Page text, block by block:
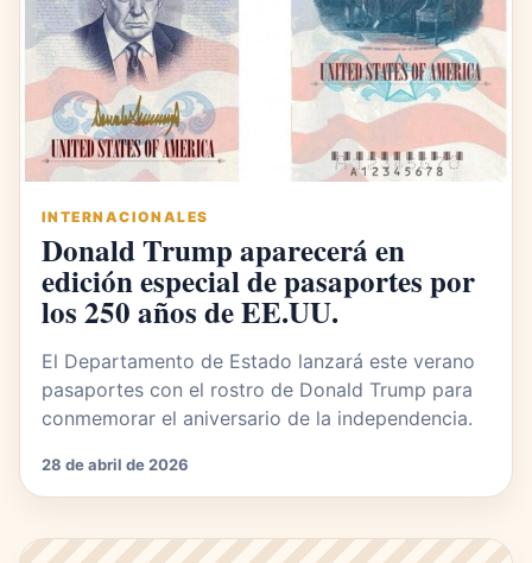
INTERNACIONALES
Donald Trump aparecerá en
edición especial de pasaportes por
los 250 años de EE.UU.
El Departamento de Estado lanzará este verano
pasaportes con el rostro de Donald Trump para
conmemorar el aniversario de la independencia.
28 de abril de 2026